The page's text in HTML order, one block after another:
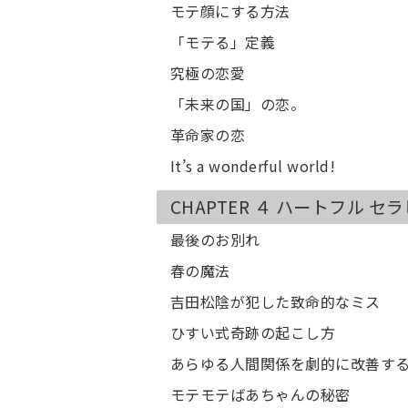
モテ顔にする方法
「モテる」定義
究極の恋愛
「未来の国」の恋。
革命家の恋
It’s a wonderful world!
CHAPTER ４ ハートフル セ
最後のお別れ
春の魔法
吉田松陰が犯した致命的なミス
ひすい式奇跡の起こし方
あらゆる人間関係を劇的に改善す
モテモテばあちゃんの秘密